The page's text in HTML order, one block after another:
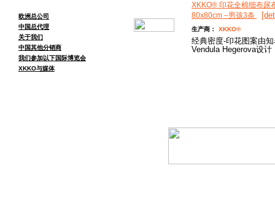
欧洲总公司
中国总代理
关于我们
中国其他分销商
我们参加以下国际博览会
XKKO与媒体
XKKO® 印花全棉细布尿
80x80cm –男孩3条
生产商： XKKO®
经典密度-印花图案由
Vendula Hegerova设计